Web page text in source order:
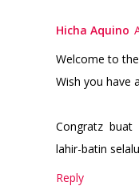
Hicha Aquino
Welcome to
Wish you have
Congratz buat
lahir-batin
Reply